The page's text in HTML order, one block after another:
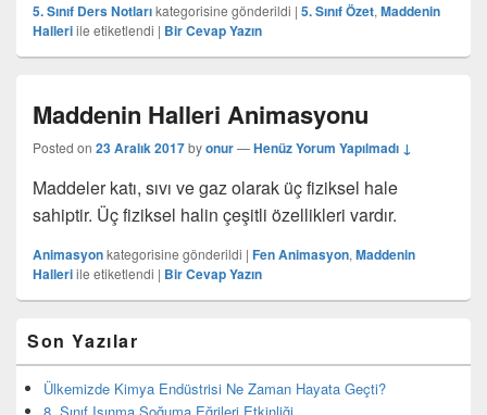
5. Sınıf Ders Notlarıkategorisine gönderildi | 5. Sınıf Özet, Maddenin
Halleriile etiketlendi | Bir Cevap Yazın
Maddenin Halleri Animasyonu
Posted on 23 Aralık 2017byonur—Henüz Yorum Yapılmadı ↓
Maddeler katı, sıvı ve gaz olarak üç fiziksel hale
sahiptir. Üç fiziksel halin çeşitli özellikleri vardır.
Animasyonkategorisine gönderildi | Fen Animasyon, Maddenin
Halleriile etiketlendi | Bir Cevap Yazın
yan
bar
eklenti
bölgesi
Son Yazılar
Ülkemizde Kimya Endüstrisi Ne Zaman Hayata Geçti?